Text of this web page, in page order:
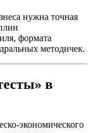
нужна точная
формата
методичек.
в
экономического